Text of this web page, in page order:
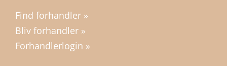
Find forhandler »
Bliv forhandler »
Forhandlerlogin »